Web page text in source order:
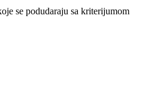
se podudaraju sa kriterijumom